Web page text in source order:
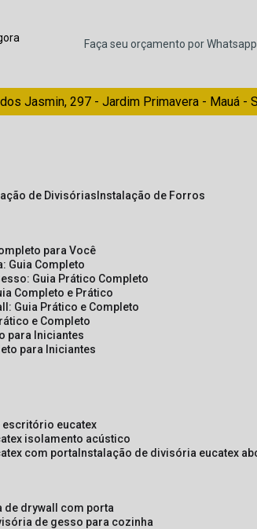
Faça seu orçamento por Whatsapp
Jasmin, 297 - Jardim Primavera - Mauá -
de Divisórias Instalação de Forros
para Você
Guia Completo
Guia Prático Completo
Completo e Prático
Guia Prático e Completo
e Completo
para Iniciantes
para Iniciantes
escritório eucatex
isolamento acústico
com porta instalação de divisória eucatex
de drywall com porta
de gesso para cozinha